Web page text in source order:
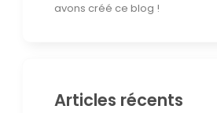
avons créé ce blog !
Articles récents